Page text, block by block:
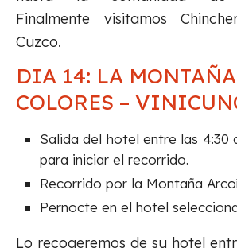
Finalmente visitamos
Cuzco.
DIA 14: LA
COLORES –
Salida del hotel entre las 4:30
para iniciar el recorrido.
Recorrido por la Montaña
Pernocte en el hotel
Lo recogeremos de su hotel